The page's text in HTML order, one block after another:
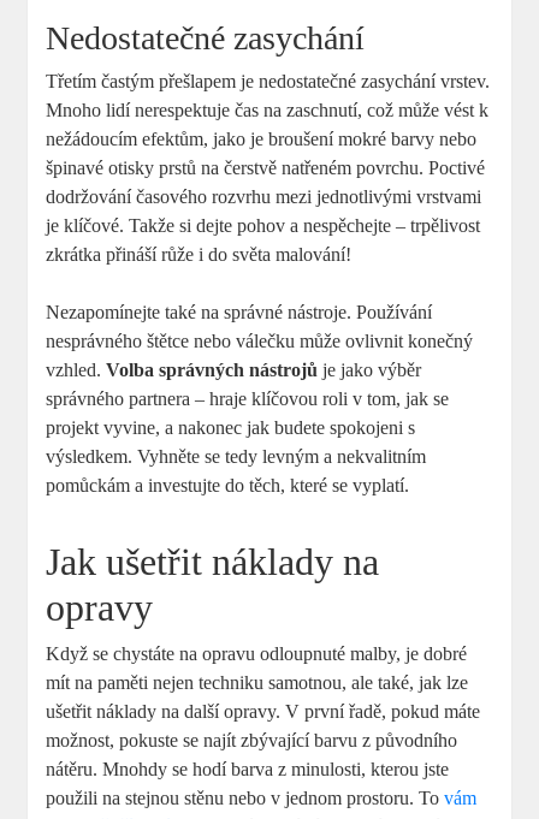
Nedostatečné zasychání
Třetím častým přešlapem je nedostatečné zasychání vrstev.
Mnoho lidí nerespektuje čas na zaschnutí, což může vést k
nežádoucím efektům, jako je broušení mokré barvy nebo
špinavé otisky prstů na čerstvě natřeném povrchu. Poctivé
dodržování časového rozvrhu mezi jednotlivými vrstvami
je klíčové. Takže si dejte pohov a nespěchejte – trpělivost
zkrátka přináší růže i do světa malování!
Nezapomínejte také na správné nástroje. Používání
nesprávného štětce nebo válečku může ovlivnit konečný
vzhled.Volba správných nástrojů je jako výběr
správného partnera – hraje klíčovou roli v tom, jak se
projekt vyvine, a nakonec jak budete spokojeni s
výsledkem. Vyhněte se tedy levným a nekvalitním
pomůckám a investujte do těch, které se vyplatí.
Jak ušetřit náklady na
opravy
Když se chystáte na opravu odloupnuté malby, je dobré
mít na paměti nejen techniku samotnou, ale také, jak lze
ušetřit náklady na další opravy. V první řadě, pokud máte
možnost, pokuste se najít zbývající barvu z původního
nátěru. Mnohdy se hodí barva z minulosti, kterou jste
použili na stejnou stěnu nebo v jednom prostoru. Továm